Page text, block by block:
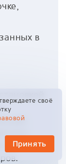
своё
Принять
в